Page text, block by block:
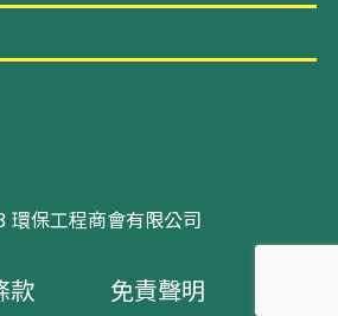
環保工程商會有限公司
款 免責聲明